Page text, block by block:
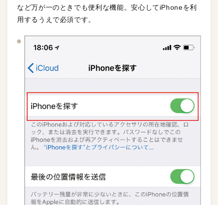
など万が一のときでも便利な機能。安心してiPhoneを利
用するうえで必須です。